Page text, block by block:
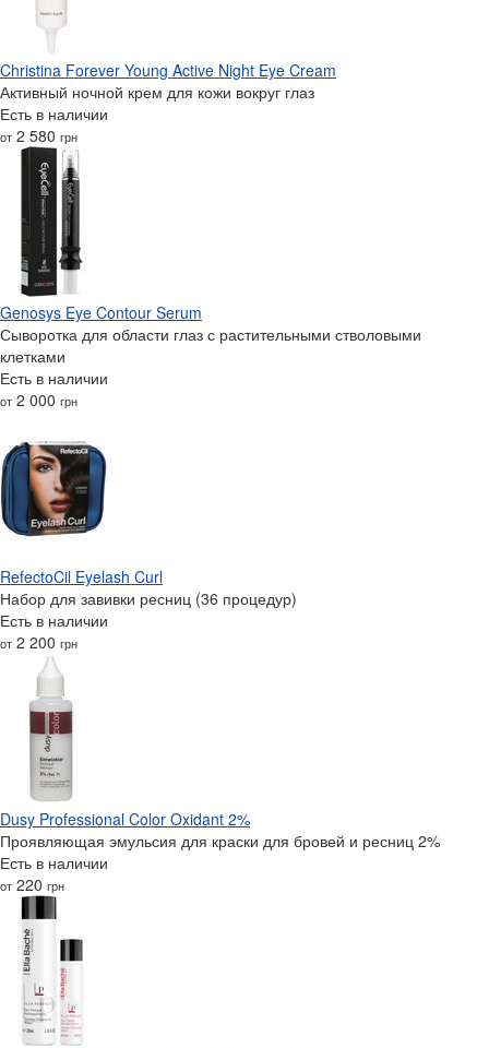
Christina Forever Young Active Night Eye Cream
Активный ночной крем для кожи вокруг глаз
Есть в наличии
от 2 580 грн
Genosys Eye Contour Serum
Сыворотка для области глаз с растительными стволовыми
клетками
Есть в наличии
от 2 000 грн
RefectoCil Eyelash Curl
Набор для завивки ресниц (36 процедур)
Есть в наличии
от 2 200 грн
Dusy Professional Color Oxidant 2%
Проявляющая эмульсия для краски для бровей и ресниц 2%
Есть в наличии
от 220 грн